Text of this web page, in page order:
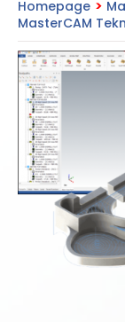
Homepage >
MasterCAM